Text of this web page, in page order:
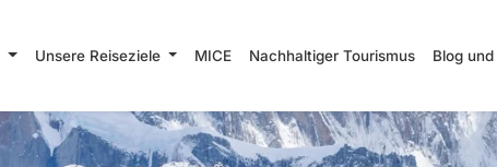
Unsere Reiseziele MICE Nachhaltiger Tourismus Blog